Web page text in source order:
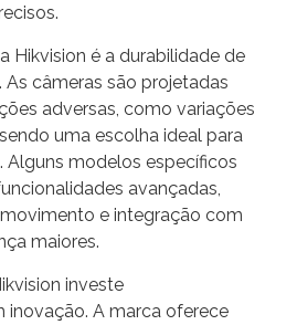
Hikvision é a durabilidade de
câmeras são projetadas
adversas, como variações
uma escolha ideal para
Alguns modelos específicos
avançadas,
e integração com
maiores.
investe
inovação. A marca oferece